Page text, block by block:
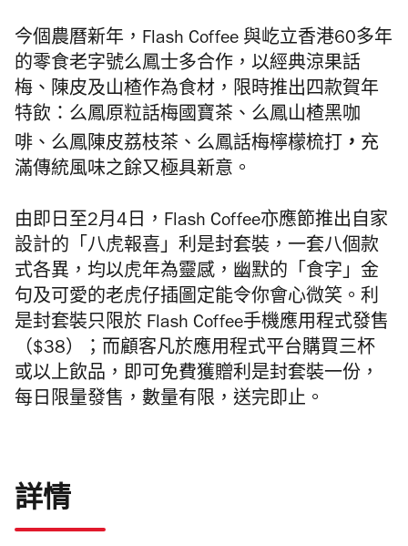
今個農曆新年， Flash Coffee 與屹立香港60多年
的零食老字號么鳳士多合作，以經典涼果話
梅、陳皮及山楂作為食材， 限時推出四款賀年
特飲： 么鳳原粒話梅國寶茶、 么鳳山楂黑咖
啡、么鳳陳皮荔枝茶、 么鳳話梅檸檬梳打 ， 充
滿傳統風味之餘又極具新意。
由即日至2月4日，Flash Coffee亦應節推出自家
設計的「八虎報喜」利是封套裝，一套八個款
式各異，均以虎年為靈感，幽默的「食字」金
句及可愛的老虎仔插圖定能令你會心微笑。利
是封套裝只限於 Flash Coffee手機應用程式發售
（$38）；而顧客凡於應用程式平台購買三杯
或以上飲品，即可免費獲贈利是封套裝一份，
每日限量發售，數量有限，送完即止。
詳情